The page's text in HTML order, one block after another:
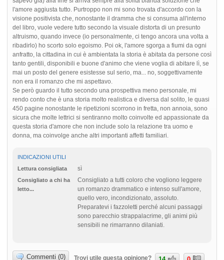
l'amore aggiusta tutto. Purtroppo non mi sono trovata d'accordo con la
visione positivista che, nonostante il dramma che si consuma all'interno
del libro, vuole vedere tutto secondo la visuale distorta di un presunto
altruismo, quando invece (io personalmente, ci tengo ancora una volta a
ribadirlo) ho scorto solo egoismo. Poi ok, l'amore sgorga a fiumi da ogni
anfratto, la cittadina in cui è ambientata la storia è abitata da persone così
tanto gentili, disponibili e buone d'animo che viene voglia di abitare lì, se
mai un posto del genere esistesse sul serio, ma... no, soggettivamente
non era il romanzo che mi aspettavo.
Se però guardo il tutto secondo una prospettiva meno personale, mi
rendo conto che è una storia molto realistica e diversa dal solito, le quasi
450 pagine nonostante le ripetizioni scorrono in fretta, non annoia, sono
sicura che molte lettrici si sentiranno molto coinvolte ed appassionate da
questa storia d'amore che non include solo la relazione tra uomo e
donna, ma coinvolge anche altri importanti affetti familiari.
INDICAZIONI UTILI
Lettura consigliata
sì
Consigliato a chi ha
letto...
Consigliato a tutti coloro che vogliono leggere
un romanzo drammatico e intenso sull'amore,
quello vero, incondizionato, assoluto.
Preparatevi i fazzoletti perché alcuni passaggi
sono parecchio strappalacrime, gli animi più
sensibili ne rimarranno dilaniati.
Commenti (0) Trovi utile questa opinione?